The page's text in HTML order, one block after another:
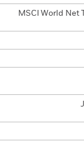
MSCI World Net